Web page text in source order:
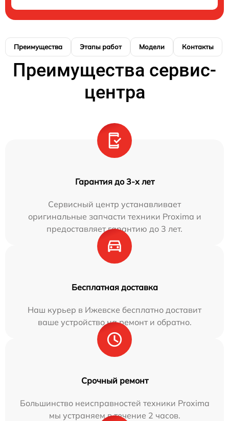
Преимущества Этапы работ Модели Контакты
Преимущества сервис-
центра
Гарантия до 3-х лет
Сервисный центр устанавливает
оригинальные запчасти техники Proxima и
предоставляет гарантию до 3 лет.
Бесплатная доставка
Наш курьер в Ижевске бесплатно доставит
ваше устройство на ремонт и обратно.
Срочный ремонт
Большинство неисправностей техники Proxima
мы устраняем в течение 2 часов.